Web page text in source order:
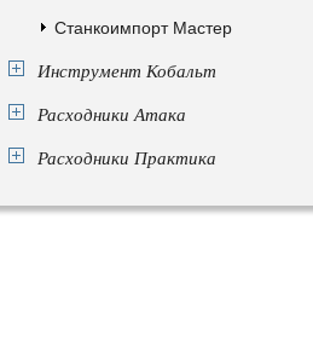
Станкоимпорт Мастер
Инструмент Кобальт
Расходники Атака
Расходники Практика